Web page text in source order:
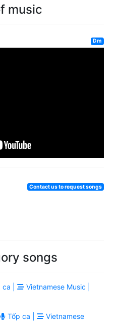
music
Dm
Contact us to request songs
songs
ca |
Vietnamese Music |
Tốp ca |
Vietnamese